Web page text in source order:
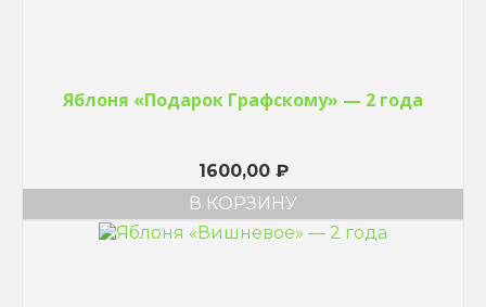
Яблоня «Подарок Графскому» — 2 года
1600,00 ₽
В КОРЗИНУ